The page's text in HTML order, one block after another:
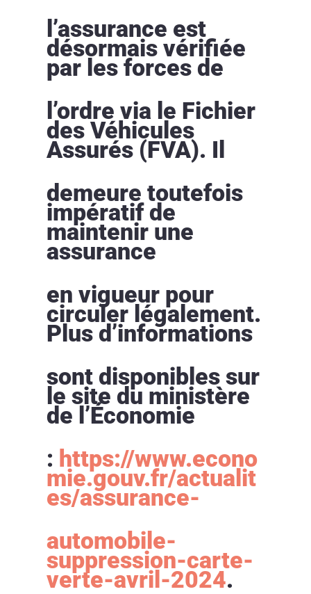
l’assurance est
désormais vérifiée
par les forces de
l’ordre via le Fichier
des Véhicules
Assurés (FVA). Il
demeure toutefois
impératif de
maintenir une
assurance
en vigueur pour
circuler légalement.
Plus d’informations
sont disponibles sur
le site du ministère
de l’Économie
: https://www.econo
mie.gouv.fr/actualit
es/assurance-
automobile-
suppression-carte-
verte-avril-2024.